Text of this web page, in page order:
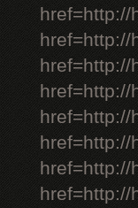
href=http://
href=http://
href=http://
href=http://
href=http://
href=http://
href=http://
href=http://